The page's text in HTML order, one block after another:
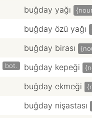
buğday yağı
buğday özü yağı
buğday birası
bot. buğday kepeği
buğday ekmeği
buğday nişastası